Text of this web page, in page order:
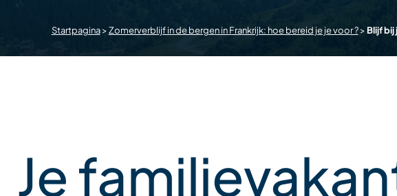
Startpagina>Zomerverblijf in de bergen in Frankrijk: hoe bereid je je voor ?> Blijf bij
Je